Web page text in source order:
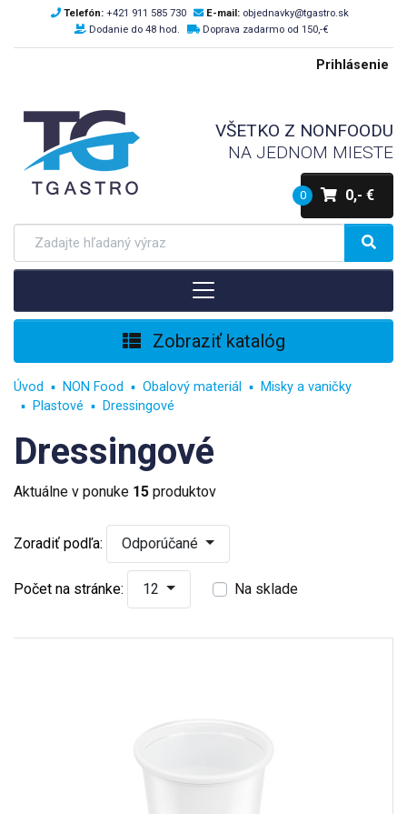
Telefón: +421 911 585 730 E-mail: objednavky@tgastro.sk
Dodanie do 48 hod.
Doprava zadarmo od 150,-€
Prihlásenie
VŠETKO Z NONFOODU
NA JEDNOM MIESTE
0 0,- €
Zobraziť katalóg
Úvod NON Food Obalový materiál
Misky a vaničky
Plastové
Dressingové
Dressingové
Aktuálne v ponuke 15 produktov
Zoradiť podľa: Odporúčané
Počet na stránke: 12 Na sklade